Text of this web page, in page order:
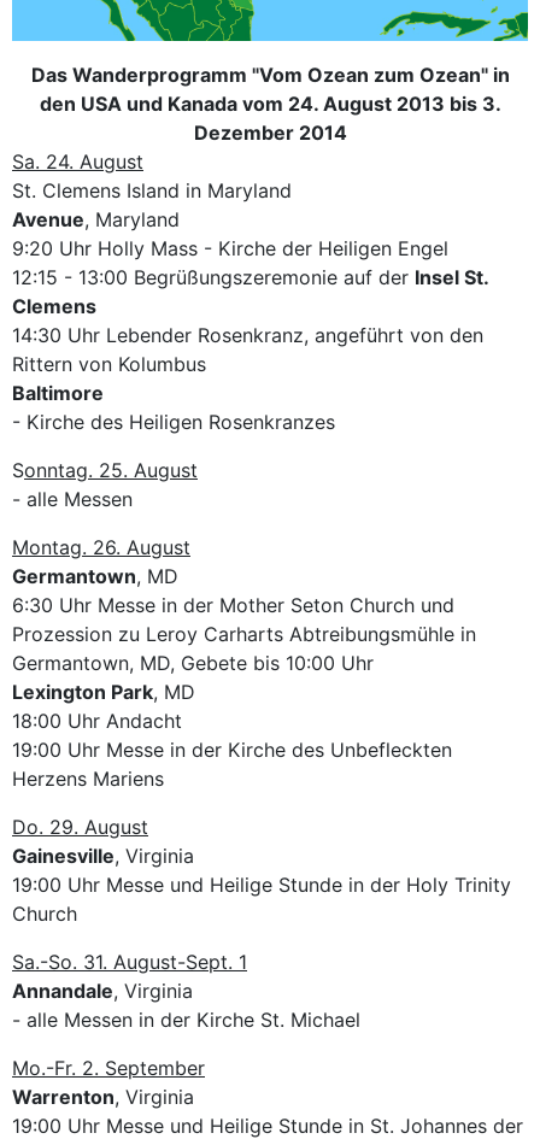
Das Wanderprogramm "Vom Ozean zum Ozean" in
den USA und Kanada vom 24. August 2013 bis 3.
Dezember 2014
Sa. 24. August
St. Clemens Island in Maryland
Avenue, Maryland
9:20 Uhr Holly Mass - Kirche der Heiligen Engel
12:15 - 13:00 Begrüßungszeremonie auf der Insel St.
Clemens
14:30 Uhr Lebender Rosenkranz, angeführt von den
Rittern von Kolumbus
Baltimore
- Kirche des Heiligen Rosenkranzes
Sonntag. 25. August
- alle Messen
Montag. 26. August
Germantown, MD
6:30 Uhr Messe in der Mother Seton Church und
Prozession zu Leroy Carharts Abtreibungsmühle in
Germantown, MD, Gebete bis 10:00 Uhr
Lexington Park, MD
18:00 Uhr Andacht
19:00 Uhr Messe in der Kirche des Unbefleckten
Herzens Mariens
Do. 29. August
Gainesville, Virginia
19:00 Uhr Messe und Heilige Stunde in der Holy Trinity
Church
Sa.-So. 31. August-Sept. 1
Annandale, Virginia
- alle Messen in der Kirche St. Michael
Mo.-Fr. 2. September
Warrenton, Virginia
19:00 Uhr Messe und Heilige Stunde in St. Johannes der